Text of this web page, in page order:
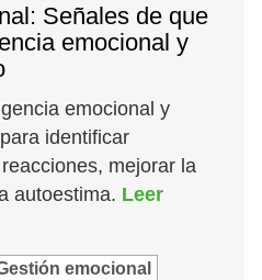
Señales de que
emocional y
emocional y
identificar
mejorar la
autoestima. Leer
emocional